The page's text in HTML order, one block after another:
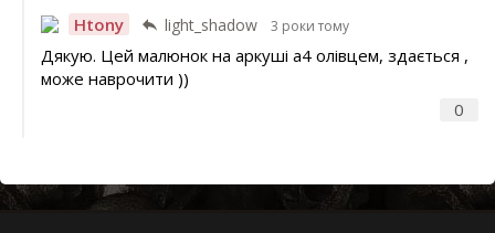
Htony light_shadow 3 роки тому
0
Дякую. Цей малюнок на аркуші а4 олівцем, здається ,
може наврочити ))